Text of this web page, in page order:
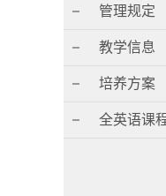
管理规定
教学信息
培养方案
全英语课